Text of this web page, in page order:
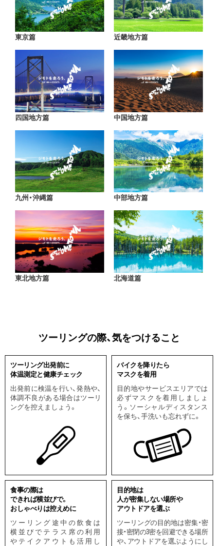
東京篇 近畿地方篇
四国地方篇 中国地方篇
九州・沖縄篇 中部地方篇
東北地方篇 北海道篇
ツーリングの際、気をつけること
ツーリング出発前に
体温測定と健康チェック
出発前に検温を行い、発熱や、
体調不良がある場合はツーリ
ングを控えましょう。
バイクを降りたら
マスクを着用
目的地やサービスエリアでは
必ずマスクを着用しましょ
う。 ソーシャルディスタンス
を保ち、手洗いも忘れずに。
食事の際は
できれば横並びで。
おしゃべりは控えめに
ツーリング途中の飲食は
横並びで テラス席の利用
やテイクアウトも活用し
目的地は
人が密集しない場所や
アウトドアを選ぶ
ツーリングの目的地は密集・密
接・密閉の3密を回避できる場所
や、アウトドアを選ぶようにし